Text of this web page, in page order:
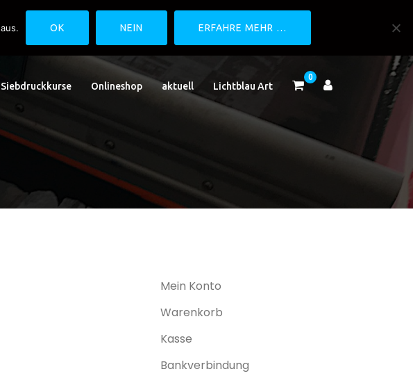
Siebdruckkurse Onlineshop aktuell Lichtblau Art
0
Mein Konto
Warenkorb
Kasse
Bankverbindung
OK NEIN ERFAHRE MEHR …